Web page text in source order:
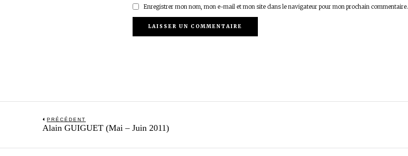
Enregistrer mon nom, mon e-mail et mon site dans le navigateur pour mon prochain commentaire.
Navigation
de
l’article
PRÉCÉDENT
Previous
Alain GUIGUET (Mai – Juin 2011)